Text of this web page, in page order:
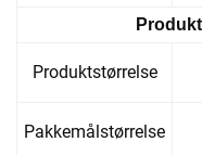
Produktstørrelse
Pakkemålstørrelse